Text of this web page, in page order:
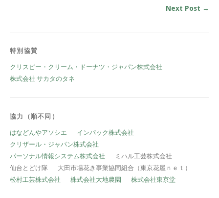
Next Post →
特別協賛
クリスピー・クリーム・ドーナツ・ジャパン株式会社
株式会社 サカタのタネ
協力（順不同）
はなどんやアソシエ
インパック株式会社
クリザール・ジャパン株式会社
パーソナル情報システム株式会社
ミハル工芸株式会社
仙台とどけ隊
大田市場花き事業協同組合（東京花屋ｎｅｔ）
松村工芸株式会社
株式会社大地農園 株式会社東京堂